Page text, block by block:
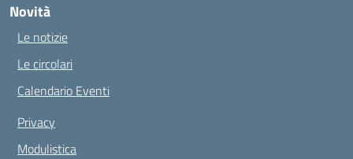
Novità
Le notizie
Le circolari
Calendario Eventi
Privacy
Modulistica